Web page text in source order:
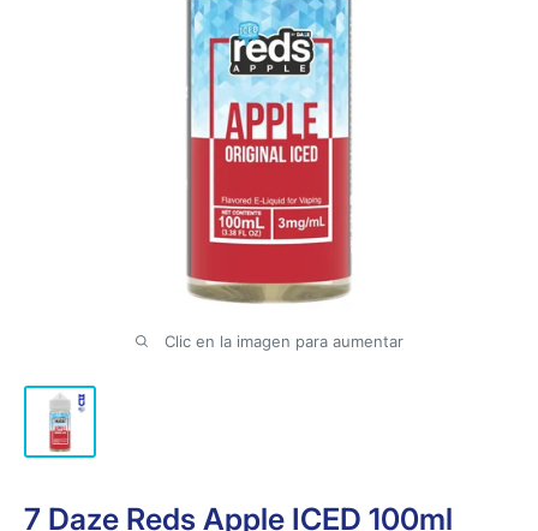
Clic en la imagen para aumentar
7 Daze Reds Apple ICED 100ml